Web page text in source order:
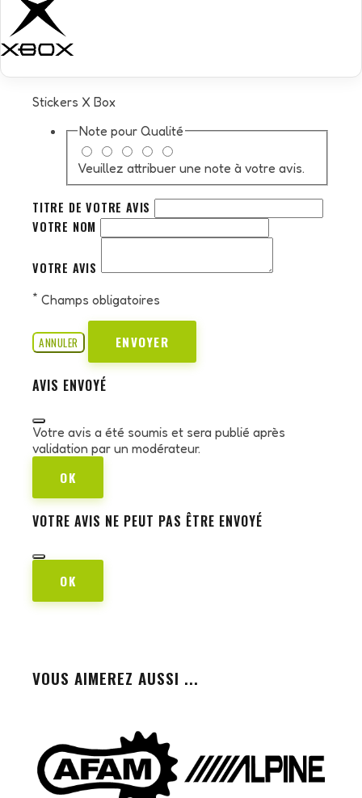
Stickers X Box
Note pour Qualité
Veuillez attribuer une note à votre avis.
TITRE DE VOTRE AVIS
VOTRE NOM
VOTRE AVIS
* Champs obligatoires
ANNULER ENVOYER
AVIS ENVOYÉ
Votre avis a été soumis et sera publié après
validation par un modérateur.
OK
VOTRE AVIS NE PEUT PAS ÊTRE ENVOYÉ
OK
VOUS AIMEREZ AUSSI ...